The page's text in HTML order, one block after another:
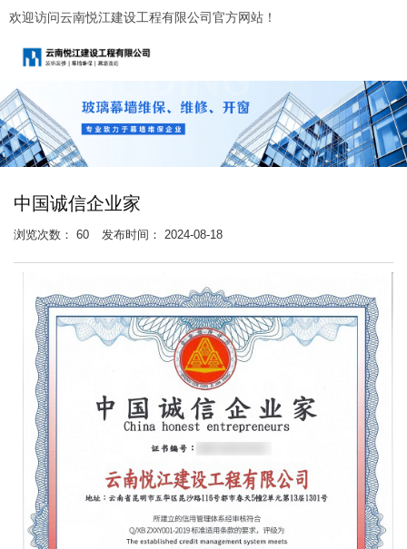
欢迎访问云南悦江建设工程有限公司官方网站！
中国诚信企业家
浏览次数： 60 发布时间： 2024-08-18